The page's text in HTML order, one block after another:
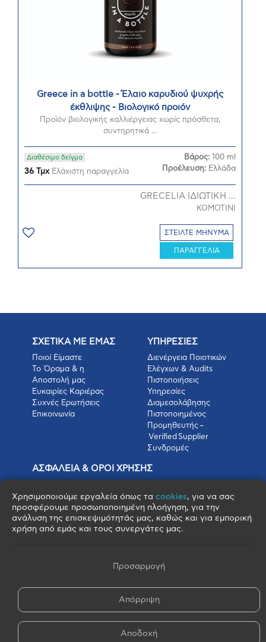
Greece in a bottle - Έλαιο καρυδιού ψυχρής
έκθλιψης - Βιολογικό προιόν
Προϊόν βιολογικής καλλιέργειας χωρίς πρόσθετα,
συντηρητικά ...
Διαθέσιμο δείγμα
36 ΤμχΕλάχιστη παραγγελία
Βάρος: 100 ml
Προέλευση: Ελλάδα
GRECELIA ΙΔΙΩΤΙΚΗ ...
KOMOTINI
ΣΤΕΙΛΤΕ ΜΗΝΥΜΑ
ΠΑΡΑΓΓΕΛΙΑ
ΣΧΕΤΙΚΑ ΜΕ ΕΜΑΣ
Ποιοί Είμαστε
Το Όραμα & η
Αποστολή μας
Ευκαιρίες Καριέρας
Συχνές Ερωτήσεις
Επικοινωνία
ΥΠΗΡΕΣΙΕΣ
Διενέργεια Ποιοτικών
Ελέγχων & Audits
Πιστοποιήσεις
Υπηρεσίες
Διαμεσολάβησης
Πιστοποιημένος
Προμηθευτής –
Verified Supplier
Συνδρομές
ΑΣΦΑΛΕΙΑ & ΟΡΟΙ ΧΡΗΣΗΣ
Όροι Χρήσης
Όροι Πώλησης
Όροι Αγοράς
Πολιτική Cookies
© 2026 FOOD BROKERS S.A. - All Rights Reserved
Χρησιμοποιούμε εργαλεία όπως τα cookies, για να σας
προσφέρουμε προσωποποιημένη πλοήγηση, για την
ανάλυση της επισκεψιμότητάς μας, καθώς και για εμπορική
χρήση από εμάς και τους συνεργάτες μας.
Προσαρμογή
Απόρριψη
Αποδοχή